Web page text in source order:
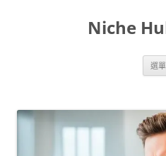
Niche
選單